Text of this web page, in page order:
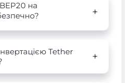
на
Tether